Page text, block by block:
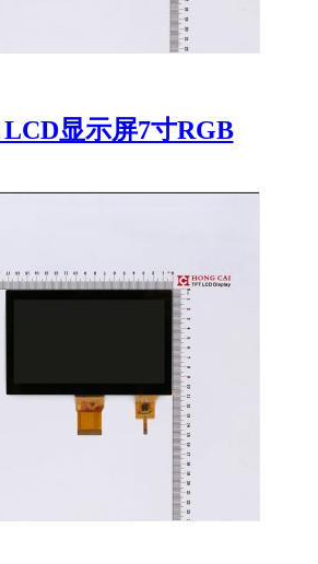
LCD显示屏7寸RGB